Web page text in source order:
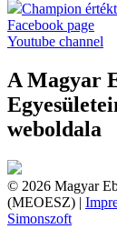
Champion
Facebook page
Youtube channel
A Magyar
weboldala
© 2026 Magyar
(MEOESZ) |
Simonszoft